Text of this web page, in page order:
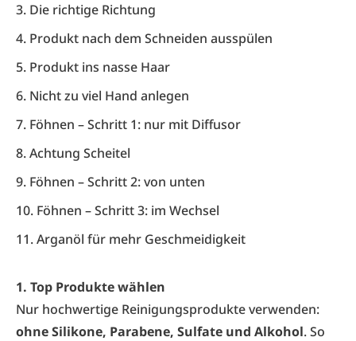
3. Die richtige Richtung
4. Produkt nach dem Schneiden ausspülen
5. Produkt ins nasse Haar
6. Nicht zu viel Hand anlegen
7. Föhnen – Schritt 1: nur mit Diffusor
8. Achtung Scheitel
9. Föhnen – Schritt 2: von unten
10. Föhnen – Schritt 3: im Wechsel
11. Arganöl für mehr Geschmeidigkeit
1. Top Produkte wählen
Nur hochwertige Reinigungsprodukte verwenden:
ohne Silikone, Parabene, Sulfate und Alkohol. So